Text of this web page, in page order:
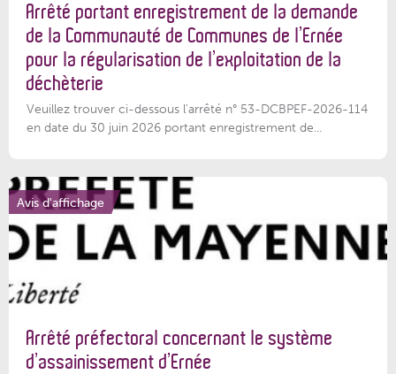
Arrêté portant enregistrement de la demande
de la Communauté de Communes de l’Ernée
pour la régularisation de l’exploitation de la
déchèterie
Veuillez trouver ci-dessous l'arrêté n° 53-DCBPEF-2026-114
en date du 30 juin 2026 portant enregistrement de...
Avis d'affichage
Arrêté préfectoral concernant le système
d’assainissement d’Ernée